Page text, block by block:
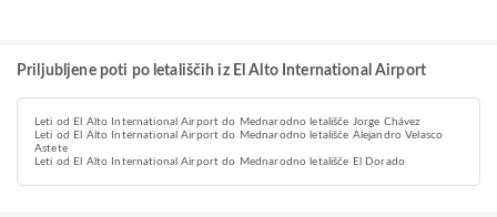
Priljubljene poti po letališčih iz El Alto International Airport
Leti od El Alto International Airport do Mednarodno letališče Jorge Chávez
Leti od El Alto International Airport do Mednarodno letališče Alejandro Velasco
Astete
Leti od El Alto International Airport do Mednarodno letališče El Dorado